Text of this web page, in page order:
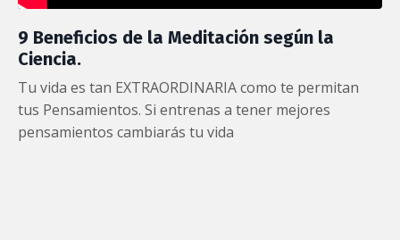
9 Beneficios de la Meditación según la
Ciencia.
Tu vida es tan EXTRAORDINARIA como te permitan
tus Pensamientos. Si entrenas a tener mejores
pensamientos cambiarás tu vida